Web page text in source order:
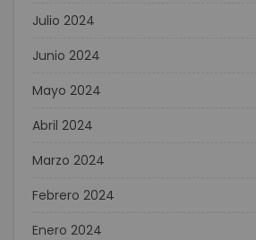
Julio 2024
Junio 2024
Mayo 2024
Abril 2024
Marzo 2024
Febrero 2024
Enero 2024